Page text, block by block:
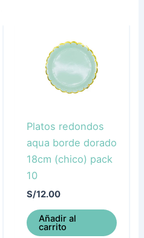
Platos redondos
aqua borde dorado
18cm (chico) pack
10
S/12.00
Añadir al
carrito